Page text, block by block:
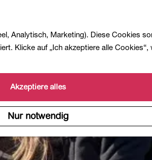
Analytisch, Marketing). Diese Cookies
Klicke auf „Ich akzeptiere alle Cookies“,
Akzeptiere alles
Nur notwendig